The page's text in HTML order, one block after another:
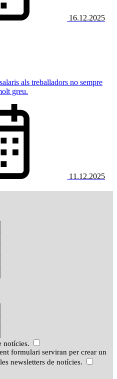
16.12.2025
als treballadors no sempre
greu.
11.12.2025
notícies.
formulari serviran per crear un
newsletters de notícies.